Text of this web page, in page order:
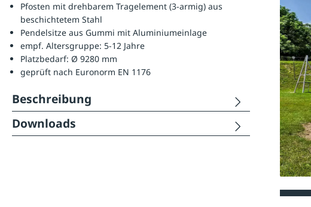
Pfosten mit drehbarem Tragelement (3-armig) aus
beschichtetem Stahl
Pendelsitze aus Gummi mit Aluminiumeinlage
empf. Altersgruppe: 5-12 Jahre
Platzbedarf: Ø 9280 mm
geprüft nach Euronorm EN 1176
Beschreibung
Downloads